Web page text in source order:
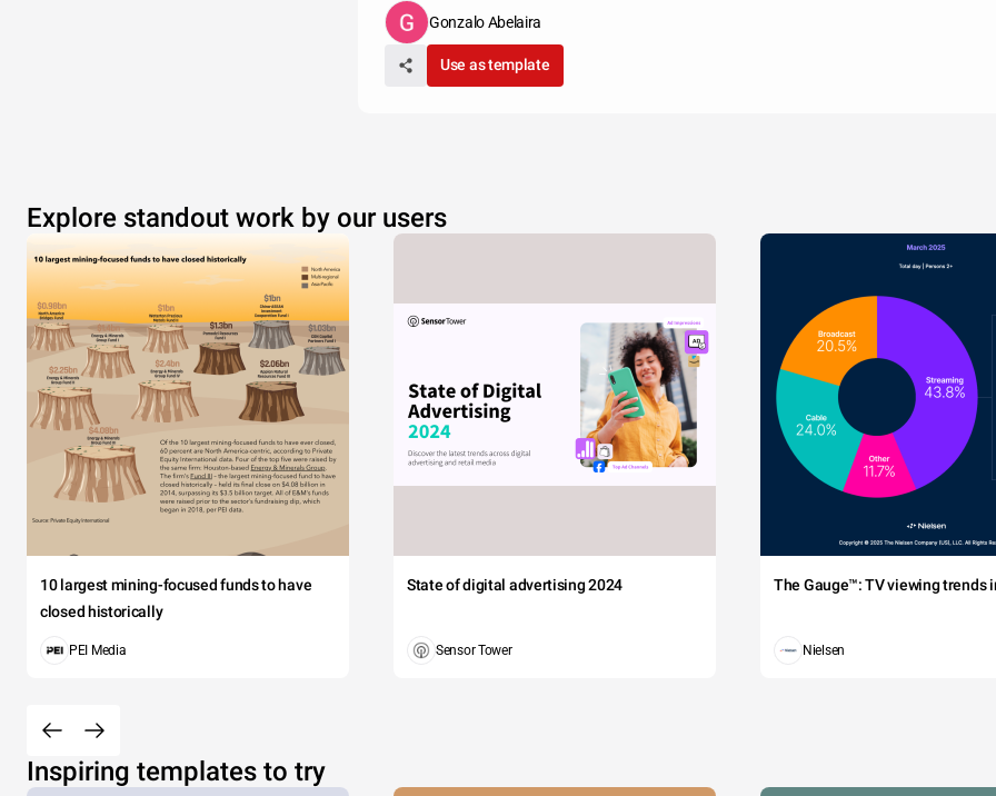
Gonzalo Abelaira
Use as template
Explore standout work by our users
10 largest mining-focused funds to have
closed historically
PEI Media
State of digital advertising 2024
Sensor Tower
The Gauge™: TV viewing trends
Nielsen
Inspiring templates to try